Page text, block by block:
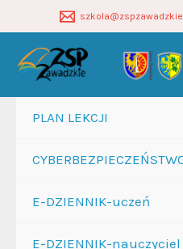
do
treści
PLAN LEKCJI
E-DZIENNIK-uczeń
E-DZIENNIK-nauczyciel